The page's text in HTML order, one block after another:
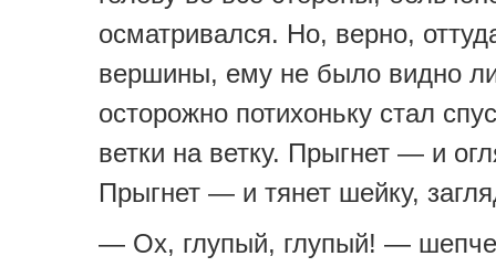
осматривался. Но, верно,
вершины, ему не было видно
осторожно потихоньку стал
ветки на ветку. Прыгнет — и
Прыгнет — и тянет шейку,
— Ох, глупый, глупый! —